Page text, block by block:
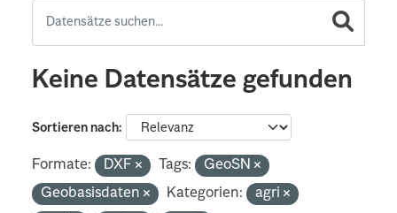
Keine Datensätze gefunden
Sortieren nach
Formate: DXF Tags:
GeoSN
Geobasisdaten
Kategorien:
agri